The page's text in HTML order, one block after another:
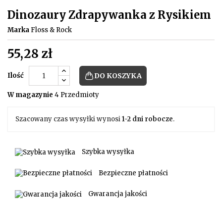
Dinozaury Zdrapywanka z Rysikiem
Marka Floss & Rock
55,28 zł
Ilość DO KOSZYKA
W magazynie 4 Przedmioty
Szacowany czas wysyłki wynosi1-2 dni robocze.
Szybka wysyłka
Bezpieczne płatności
Gwarancja jakości